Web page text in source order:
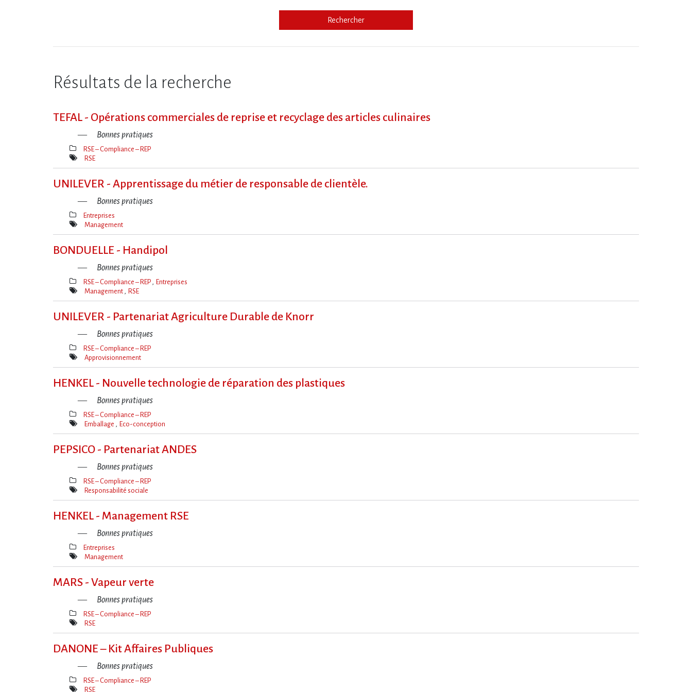
Rechercher
Résultats de la recherche
TEFAL - Opérations commerciales de reprise et recyclage des articles culinaires
Bonnes pratiques
Thèmes(s)
RSE – Compliance – REP
Mot(s)-
RSE
UNILEVER - Apprentissage du métier de responsable de clientèle.
Bonnes pratiques
Thèmes(s)
Entreprises
Mot(s)-
Management
BONDUELLE - Handipol
Bonnes pratiques
Thèmes(s)
RSE – Compliance – REP Entreprises
Mot(s)-
Management RSE
UNILEVER - Partenariat Agriculture Durable de Knorr
Bonnes pratiques
Thèmes(s)
RSE – Compliance – REP
Mot(s)-
Approvisionnement
HENKEL - Nouvelle technologie de réparation des plastiques
Bonnes pratiques
Thèmes(s)
RSE – Compliance – REP
Mot(s)-
Emballage Eco-conception
PEPSICO - Partenariat ANDES
Bonnes pratiques
Thèmes(s)
RSE – Compliance – REP
Mot(s)-
Responsabilité sociale
HENKEL - Management RSE
Bonnes pratiques
Thèmes(s)
Entreprises
Mot(s)-
Management
MARS - Vapeur verte
Bonnes pratiques
Thèmes(s)
RSE – Compliance – REP
Mot(s)-
RSE
DANONE – Kit Affaires Publiques
Bonnes pratiques
Thèmes(s)
RSE – Compliance – REP
RSE